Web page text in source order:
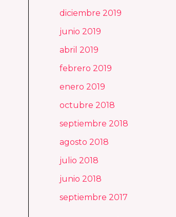
diciembre 2019
junio 2019
abril 2019
febrero 2019
enero 2019
octubre 2018
septiembre 2018
agosto 2018
julio 2018
junio 2018
septiembre 2017